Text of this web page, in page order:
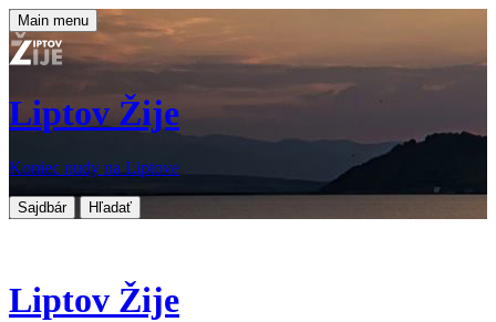
Main menu
Liptov Žije
Koniec nudy na Liptove
Sajdbár Hľadať
Liptov Žije